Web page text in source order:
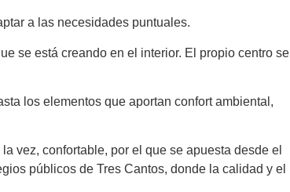
a las necesidades puntuales.
se está creando en el interior. El propio centro se
los elementos que aportan confort ambiental,
vez, confortable, por el que se apuesta desde el
públicos de Tres Cantos, donde la calidad y el